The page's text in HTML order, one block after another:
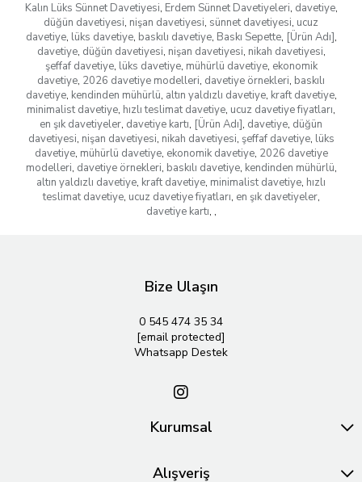
Kalın Lüks Sünnet Davetiyesi, Erdem Sünnet Davetiyeleri, davetiye,
düğün davetiyesi, nişan davetiyesi, sünnet davetiyesi, ucuz
davetiye, lüks davetiye, baskılı davetiye, Baskı Sepette, [Ürün Adı],
davetiye, düğün davetiyesi, nişan davetiyesi, nikah davetiyesi,
şeffaf davetiye, lüks davetiye, mühürlü davetiye, ekonomik
davetiye, 2026 davetiye modelleri, davetiye örnekleri, baskılı
davetiye, kendinden mühürlü, altın yaldızlı davetiye, kraft davetiye,
minimalist davetiye, hızlı teslimat davetiye, ucuz davetiye fiyatları,
en şık davetiyeler, davetiye kartı, [Ürün Adı], davetiye, düğün
davetiyesi, nişan davetiyesi, nikah davetiyesi, şeffaf davetiye, lüks
davetiye, mühürlü davetiye, ekonomik davetiye, 2026 davetiye
modelleri, davetiye örnekleri, baskılı davetiye, kendinden mühürlü,
altın yaldızlı davetiye, kraft davetiye, minimalist davetiye, hızlı
teslimat davetiye, ucuz davetiye fiyatları, en şık davetiyeler,
davetiye kartı, ,
Bize Ulaşın
0 545 474 35 34
[email protected]
Whatsapp Destek
Kurumsal
Alışveriş